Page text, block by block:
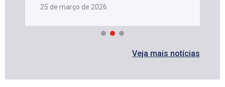
25 de março de 2026
Veja mais notícias